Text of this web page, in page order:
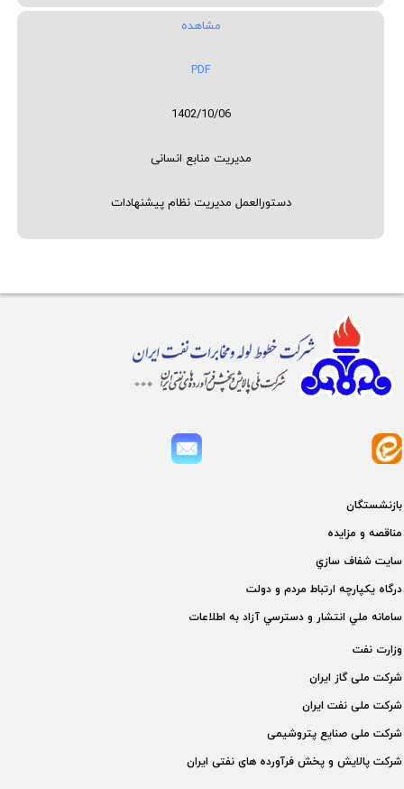
مشاهده
PDF
1402/10/06
مدیریت منابع انسانی
دستورالعمل مدیریت نظام پیشنهادات
بازنشستگان
مناقصه و مزايده
سايت شفاف سازي
درگاه يكپارچه ارتباط مردم و دولت
سامانه ملي انتشار و دسترسي آزاد به اطلاعات
وزارت نفت
شركت ملی گاز ايران
شركت ملی نفت ايران
شركت ملی صنايع پتروشيمی
شركت پالايش و پخش فرآورده های نفتی ايران